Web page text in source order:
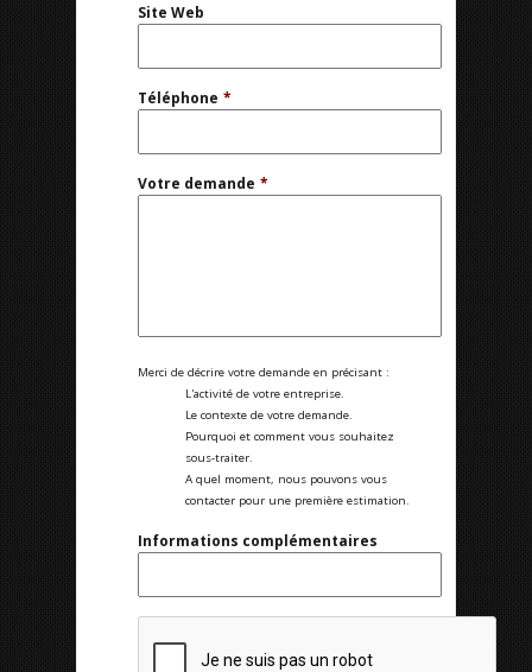
Site Web
Téléphone *
Votre demande *
Merci de décrire votre demande en précisant :
L'activité de votre entreprise.
Le contexte de votre demande.
Pourquoi et comment vous souhaitez
sous-traiter.
A quel moment, nous pouvons vous
contacter pour une première estimation.
Informations complémentaires